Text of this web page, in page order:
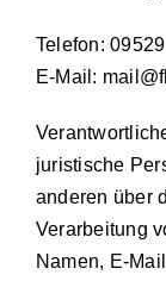
Telefon:
E-Mail:
juristische
anderen über
Verarbeitung
Namen, E-